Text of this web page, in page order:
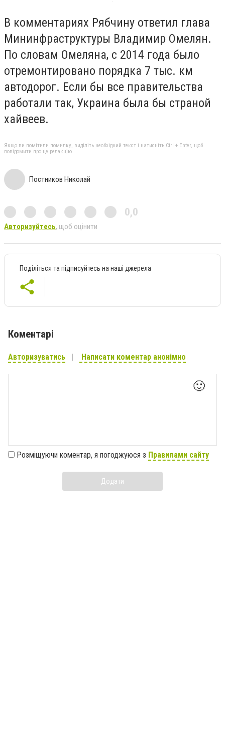
В комментариях Рябчину ответил глава
Мининфраструктуры Владимир Омелян.
По словам Омеляна, с 2014 года было
отремонтировано порядка 7 тыс. км
автодорог. Если бы все правительства
работали так, Украина была бы страной
хайвеев.
Якщо ви помітили помилку, виділіть необхідний текст і натисніть Ctrl + Enter, щоб
повідомити про це редакцію
Постников Николай
0,0
Авторизуйтесь, щоб оцінити
Поділіться та підписуйтесь на наші джерела
Коментарі
Авторизуватись Написати коментар анонімно
🙂
Розміщуючи коментар, я погоджуюся з Правилами сайту
Додати